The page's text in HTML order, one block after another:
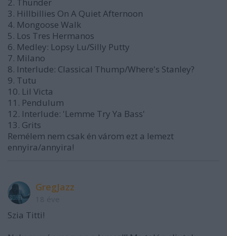
3. Hillbillies On A Quiet Afternoon
4. Mongoose Walk
5. Los Tres Hermanos
6. Medley: Lopsy Lu/Silly Putty
7. Milano
8. Interlude: Classical Thump/Where's Stanley?
9. Tutu
10. Lil Victa
11. Pendulum
12. Interlude: 'Lemme Try Ya Bass'
13. Grits
Remélem nem csak én várom ezt a lemezt
ennyira/annyira!
GregJazz
Szia Titti!